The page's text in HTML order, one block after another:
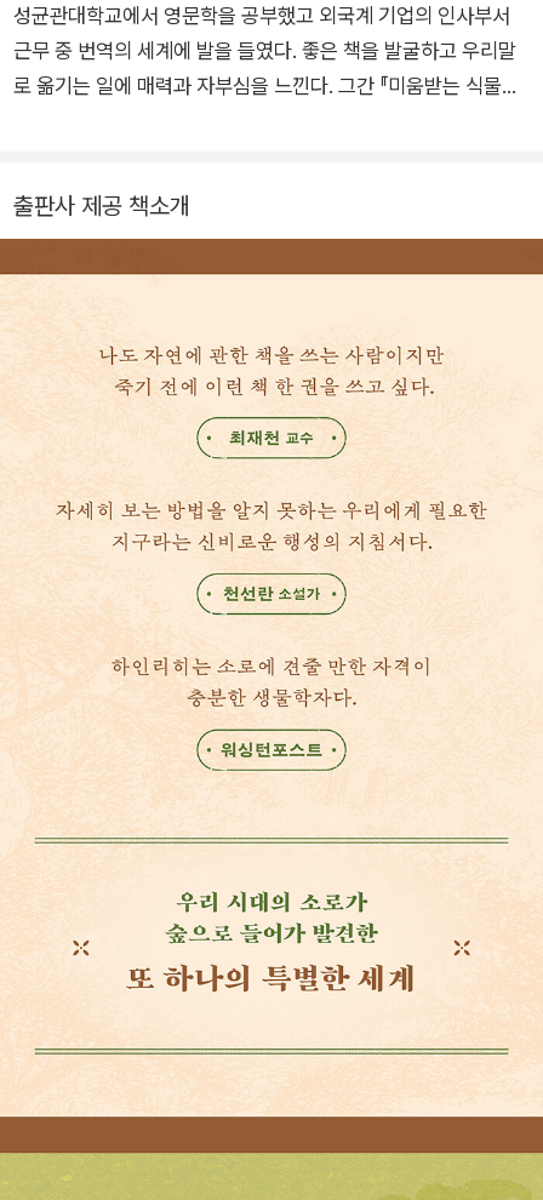
들어가 벌들의 본거지를 찾아 나서는 그는 직접 연필로 세밀화를
그려 대상을 기록하기도 한다. 그에게 배움의 터전은 실험실보다
메인주 오두막이라는 야생이었고, 그곳에서 오랜 세월 숲의 신비
성균관대학교에서 영문학을 공부했고 외국계 기업의 인사부서
근무 중 번역의 세계에 발을 들였다. 좋은 책을 발굴하고 우리말
로 옮기는 일에 매력과 자부심을 느낀다. 그간 『미움받는 식물들』
을 번역했다.
출판사 제공 책소개